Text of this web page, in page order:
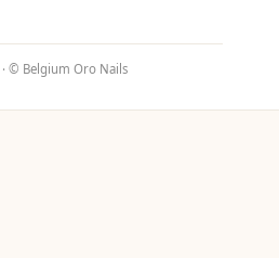
· © Belgium Oro Nails